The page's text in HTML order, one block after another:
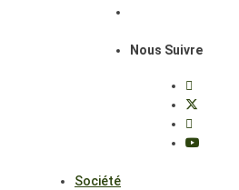
Nous Suivre
Société